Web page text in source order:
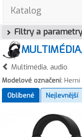
Katalog
Filtry a parametry
Multimédia, audio
Modelové označení:
Oblíbené
Nejlevnější